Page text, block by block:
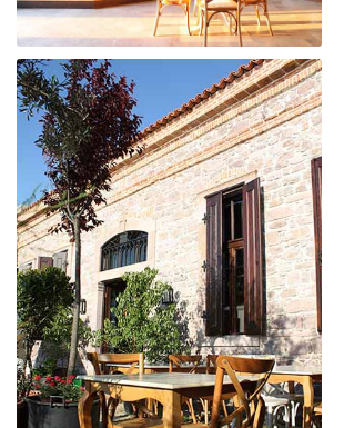
BEYAZ YALI
BEYAZ YALI